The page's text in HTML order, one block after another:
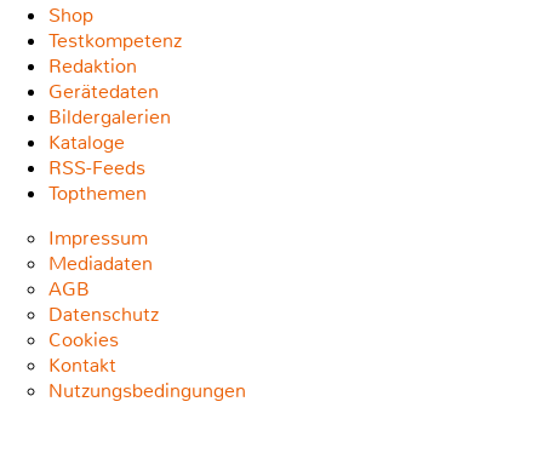
Shop
Testkompetenz
Redaktion
Gerätedaten
Bildergalerien
Kataloge
RSS-Feeds
Topthemen
Impressum
Mediadaten
AGB
Datenschutz
Cookies
Kontakt
Nutzungsbedingungen